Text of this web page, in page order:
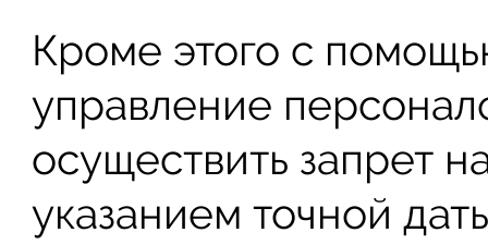
Кроме этого с
управление
осуществить запрет
указанием точной